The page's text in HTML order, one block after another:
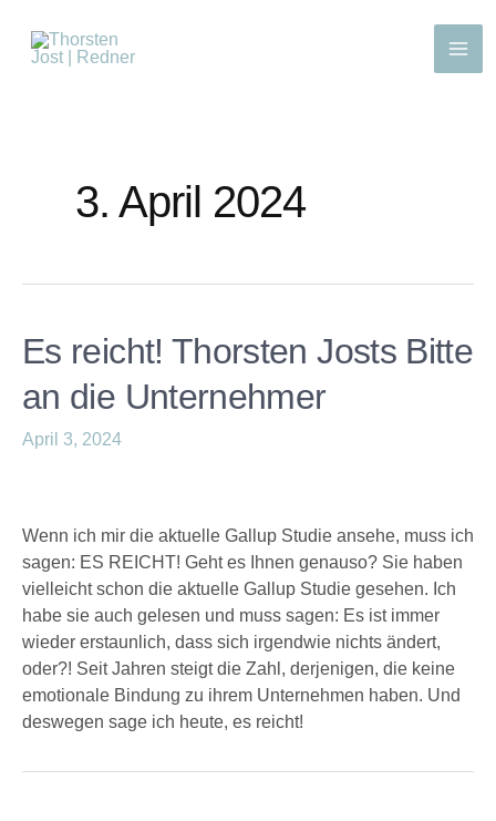
3. April 2024
Es reicht! Thorsten Josts Bitte
an die Unternehmer
April 3, 2024
Wenn ich mir die aktuelle Gallup Studie ansehe, muss ich
sagen: ES REICHT! Geht es Ihnen genauso? Sie haben
vielleicht schon die aktuelle Gallup Studie gesehen. Ich
habe sie auch gelesen und muss sagen: Es ist immer
wieder erstaunlich, dass sich irgendwie nichts ändert,
oder?! Seit Jahren steigt die Zahl, derjenigen, die keine
emotionale Bindung zu ihrem Unternehmen haben. Und
deswegen sage ich heute, es reicht!